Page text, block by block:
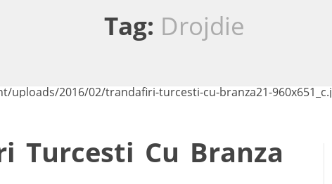
Tag: Drojdie
Turcesti Cu Branza